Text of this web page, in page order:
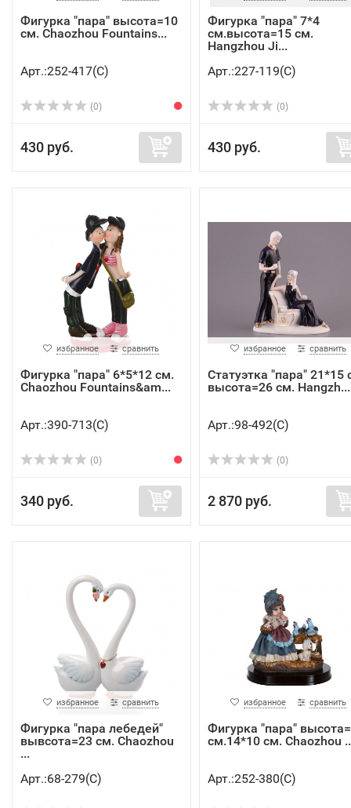
Фигурка "пара" высота=10
см. Chaozhou Fountains...
Арт.:252-417(C)
(0)
430 руб.
Фигурка "пара" 7*4
см.высота=15 см.
Hangzhou Ji...
Арт.:227-119(C)
(0)
430 руб.
избранное сравнить
Фигурка "пара" 6*5*12 см.
Chaozhou Fountains&am...
Арт.:390-713(C)
(0)
340 руб.
избранное сравнить
Статуэтка "пара" 21*15
высота=26 см. Hangzh...
Арт.:98-492(C)
(0)
2 870 руб.
избранное сравнить
Фигурка "пара лебедей"
вывсота=23 см. Chaozhou
...
Арт.:68-279(C)
избранное сравнить
Фигурка "пара"
см.14*10 см. Chaozhou
Арт.:252-380(C)